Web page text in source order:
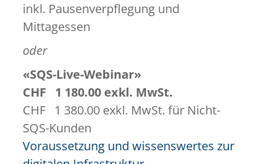
inkl. Pausenverpflegung und
Mittagessen
oder
«SQS-Live-Webinar»
CHF 1 180.00 exkl. MwSt.
CHF 1 380.00 exkl. MwSt. für Nicht-
SQS-Kunden
Voraussetzung und wissenswertes zur